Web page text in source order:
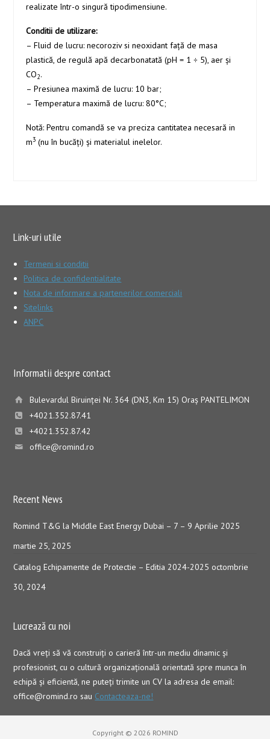
realizate într-o singură tipodimensiune.
Conditii de utilizare:
– Fluid de lucru: necoroziv si neoxidant faţă de masa
plastică, de regulă apă decarbonatată (pH = 1 ÷ 5), aer şi
CO2.
– Presiunea maximă de lucru: 10 bar;
– Temperatura maximă de lucru: 80°C;
Notă: Pentru comandă se va preciza cantitatea necesară in
m3 (nu în bucăţi) şi materialul inelelor.
Link-uri utile
Termeni si conditii
Politica de confidentialitate
Nota de informare a partenerilor comerciali
Sitelinks
ANPC
Informatii despre contact
Bulevardul Biruinţei Nr. 364 (DN3, Km 15) Oraş PANTELIMON
+4021.352.87.41
+4021.352.87.42
office@romind.ro
Recent News
Romind T&G la Middle East Energy Dubai – 7 – 9 Aprilie 2025
martie 25, 2025
Catalog Echipamente de Protectie – Editia 2024-2025 octombrie
30, 2024
Lucrează cu noi
Dacă vreţi să vă construiţi o carieră într-un mediu dinamic şi
profesionist, cu o cultură organizaţională orientată spre munca în
echipă şi eficientă, ne puteți trimite un CV la adresa de email:
office@romind.ro sau Contacteaza-ne!
Copyright © 2026 ROMIND